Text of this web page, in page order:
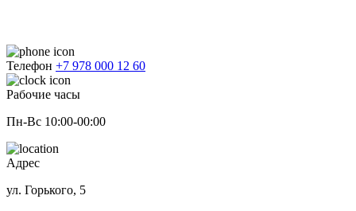
Телефон +7 978 000 12 60
Рабочие часы
Пн-Вс 10:00-00:00
Адрес
ул. Горького, 5